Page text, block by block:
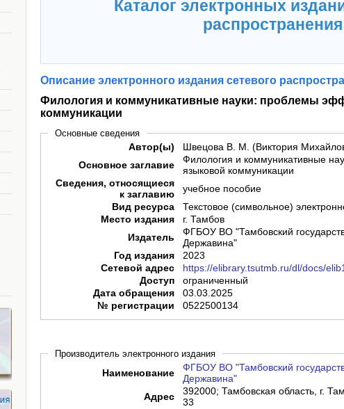
Каталог электронных
распространения
Описание электронного издания сетевого
Филология и коммуникативные науки: проблемы
коммуникации
Основные сведения
Автор(ы)
Швецова В. М. (Виктория
Основное заглавие
Филология и коммуникативные
языковой коммуникации
Сведения, относящиеся
к заглавию
учебное пособие
Вид ресурса
Текстовое (символьное)
Место издания
г. Тамбов
Издатель
ФГБОУ ВО "Тамбовский
Державина"
Год издания
2023
Сетевой адрес
https://elibrary.tsutmb.ru/dl/docs/
Доступ
ограниченный
Дата обращения
03.03.2025
№ регистрации
0522500134
Производитель электронного издания
Наименование
ФГБОУ ВО "Тамбовский
Державина"
Адрес
392000; Тамбовская область, г.
33